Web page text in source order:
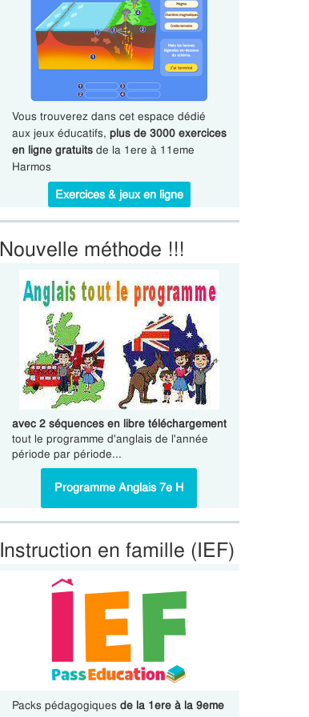
Vous trouverez dans cet espace dédié
aux jeux éducatifs, plus de 3000 exercices
en ligne gratuitsde la 1ere à 11eme
Harmos
Exercices & jeux en ligne
Nouvelle méthode !!!
avec 2 séquences en libre téléchargement
tout le programme d'anglais de l'année
période par période...
Programme Anglais 7e H
Instruction en famille (IEF)
Packs pédagogiques de la 1ere à la 9eme